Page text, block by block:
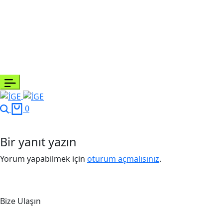
0
Bir yanıt yazın
Yorum yapabilmek için oturum açmalısınız.
Bize Ulaşın